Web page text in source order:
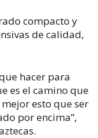
compacto y
de calidad,
hacer para
es el camino que
esto que ser
por encima”,